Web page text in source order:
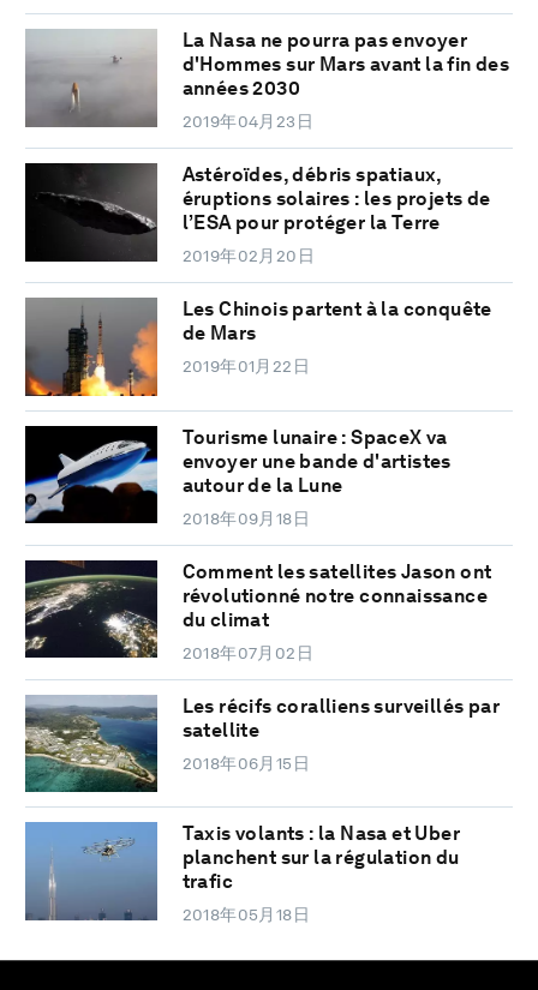
La Nasa ne pourra pas envoyer
d'Hommes sur Mars avant la fin des
années 2030
2019年04月23日
Astéroïdes, débris spatiaux,
éruptions solaires : les projets de
l’ESA pour protéger la Terre
2019年02月20日
Les Chinois partent à la conquête
de Mars
2019年01月22日
Tourisme lunaire : SpaceX va
envoyer une bande d'artistes
autour de la Lune
2018年09月18日
Comment les satellites Jason ont
révolutionné notre connaissance
du climat
2018年07月02日
Les récifs coralliens surveillés par
satellite
2018年06月15日
Taxis volants : la Nasa et Uber
planchent sur la régulation du
trafic
2018年05月18日